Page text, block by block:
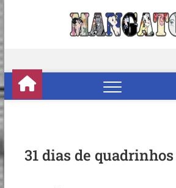
31 dias de quadrinhos